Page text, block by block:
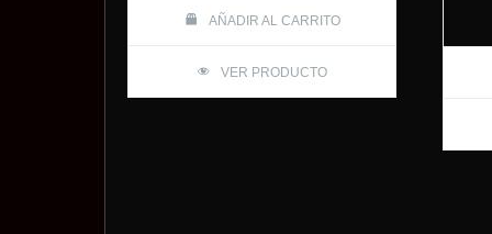
AÑADIR AL CARRITO
VER PRODUCTO